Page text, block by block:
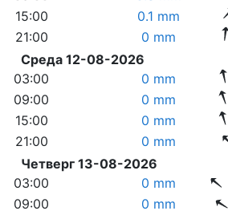
15:00
0.1 mm
21:00
0 mm
Среда 12-08-2026
03:00
0 mm
09:00
0 mm
15:00
0 mm
21:00
0 mm
Четверг 13-08-2026
03:00
0 mm
09:00
0 mm